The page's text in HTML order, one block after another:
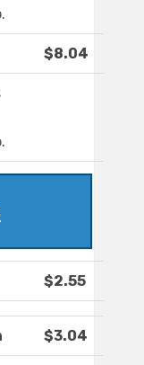
$8.04
$2.55
$3.04